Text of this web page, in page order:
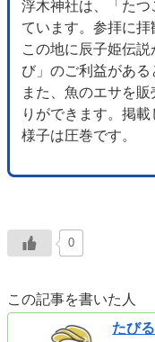
浮木神社は、「た
ています。参拝に拝
この地に辰子姫伝
び」のご利益がある
また、魚のエサを
りができます。掲
様子は圧巻です。
0
この記事を書いた人
たびる